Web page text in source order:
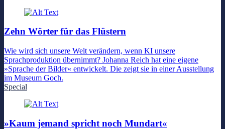
Zehn Wörter für das Flüstern
Wie wird sich unsere Welt verändern, wenn KI unsere
Sprachproduktion übernimmt? Johanna Reich hat eine eigene
»Sprache der Bilder« entwickelt. Die zeigt sie in einer Ausstellung
im Museum Goch.
Special
»Kaum jemand spricht noch Mundart«